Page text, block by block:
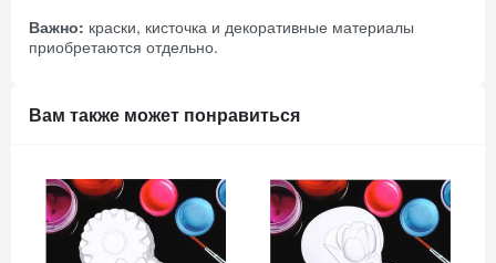
Важно: краски, кисточка и декоративные материалы
приобретаются отдельно.
Вам также может понравиться